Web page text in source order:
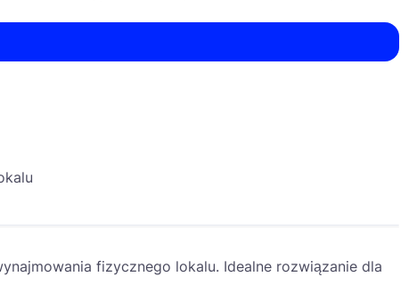
fizycznego lokalu. Idealne rozwiązanie dla